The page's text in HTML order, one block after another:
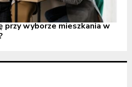
przy wyborze mieszkania w